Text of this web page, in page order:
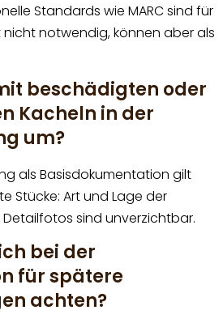
Standards wie MARC sind für
notwendig, können aber als
beschädigten oder
Kacheln in der
um?
als Basisdokumentation gilt
Stücke: Art und Lage der
sind unverzichtbar.
bei der
für spätere
achten?